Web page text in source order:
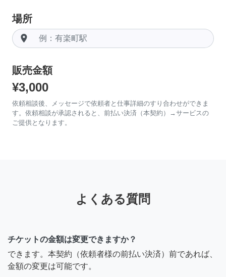
場所
room
販売金額
¥3,000
依頼相談後、メッセージで依頼者と仕事詳細のすり合わせができま
す。依頼相談が承認されると、前払い決済（本契約）→サービスの
ご提供となります。
よくある質問
チケットの金額は変更できますか？
できます。本契約（依頼者様の前払い決済）前であれば、
金額の変更は可能です。